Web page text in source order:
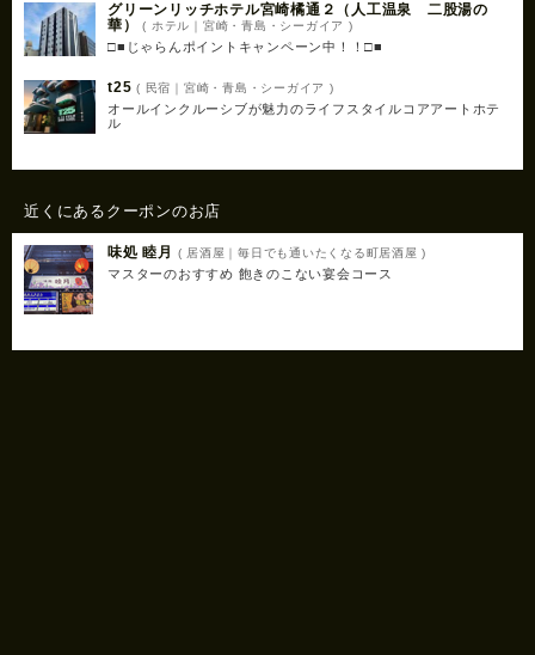
グリーンリッチホテル宮崎橘通２（人工温泉 二股湯の
華）
( ホテル｜宮崎・青島・シーガイア )
□■じゃらんポイントキャンペーン中！！□■
t25 ( 民宿｜宮崎・青島・シーガイア )
オールインクルーシブが魅力のライフスタイルコアアートホテ
ル
近くにあるクーポンのお店
味処 睦月 ( 居酒屋｜毎日でも通いたくなる町居酒屋 )
マスターのおすすめ 飽きのこない宴会コース